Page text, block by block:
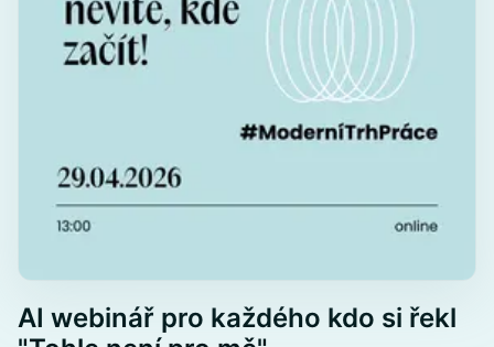
AI webinář pro každého kdo si řekl